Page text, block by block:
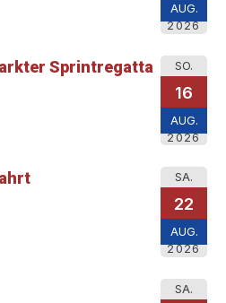
AUG.
2026
SO.
16
AUG.
2026
Sprintregatta
SA.
22
AUG.
2026
SA.